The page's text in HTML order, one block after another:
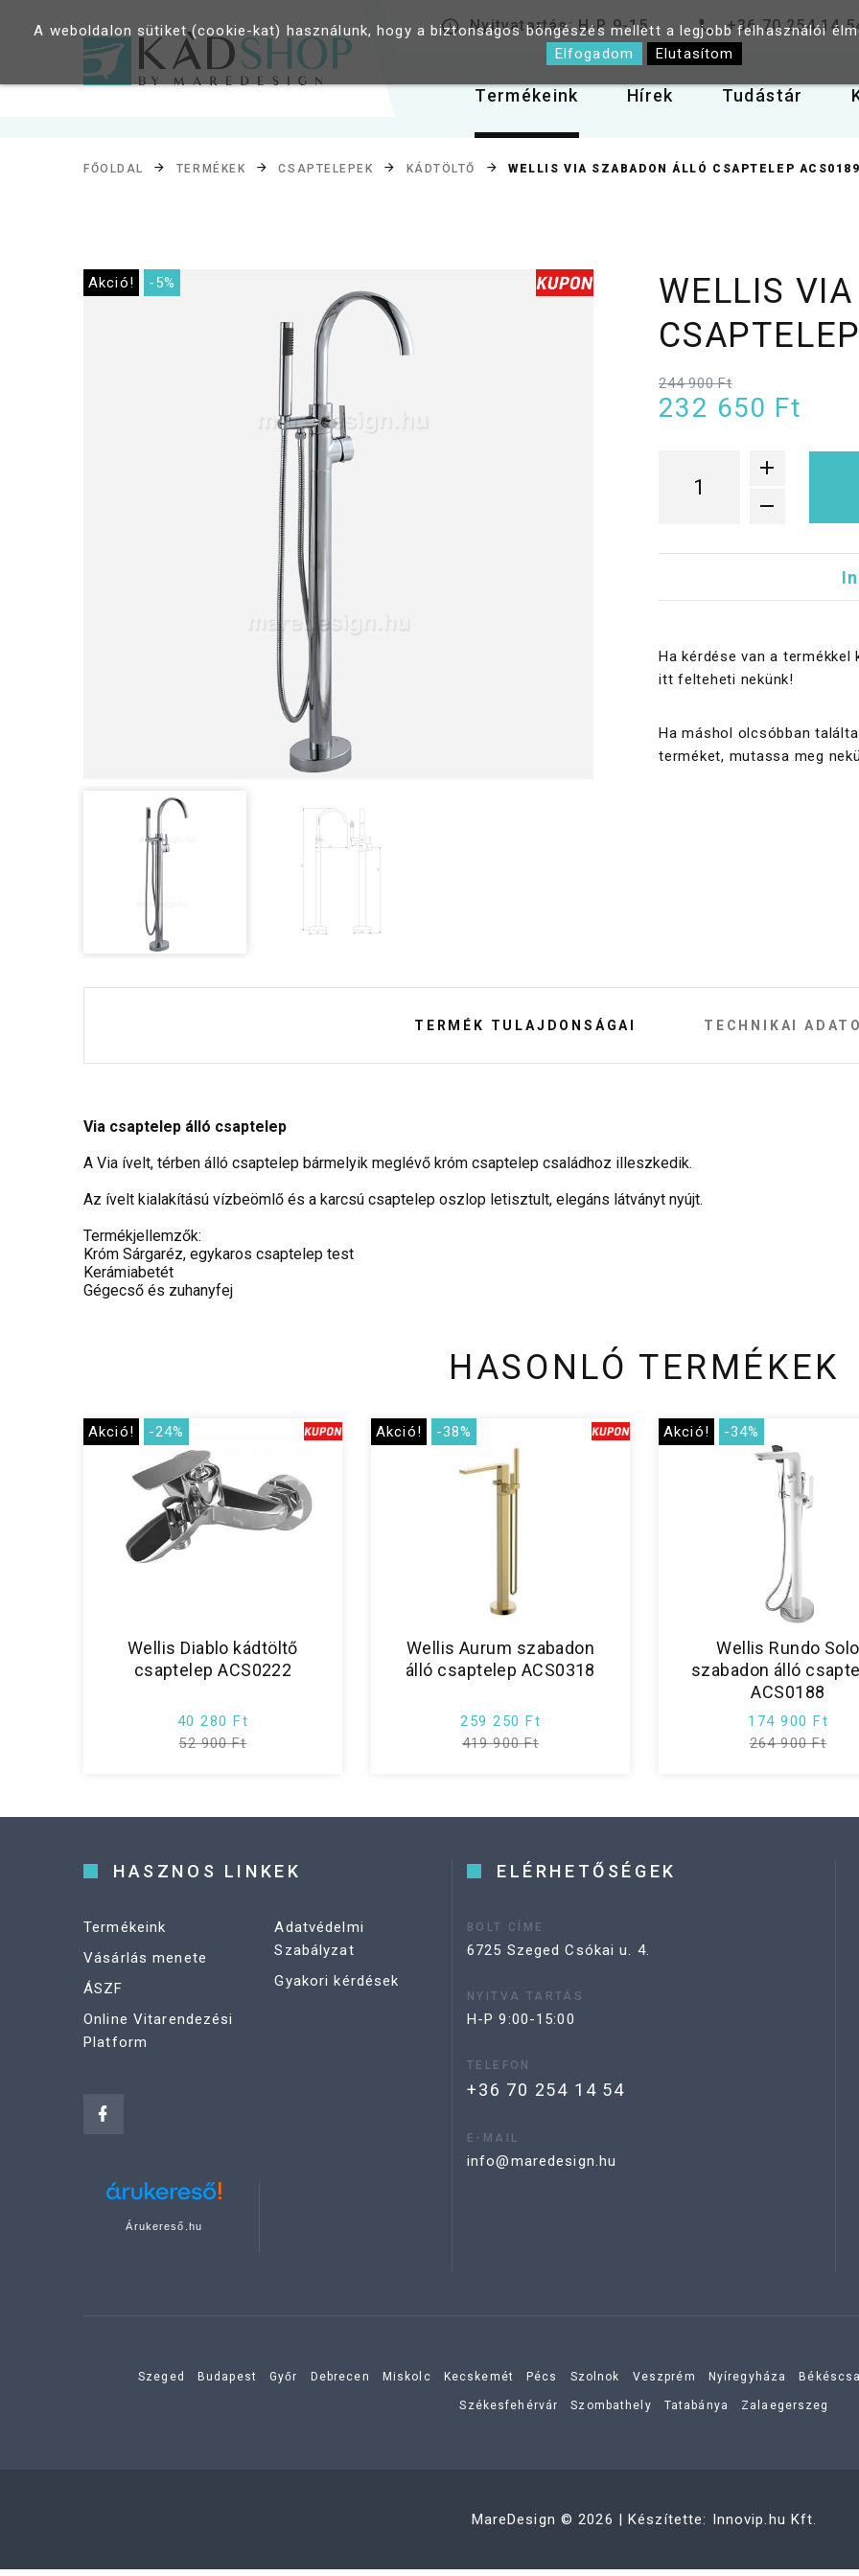
Nyitvatartás: H-P 9-15 +36 70 254 14
Termékeink Hírek Tudástár
FŐOLDAL TERMÉKEK CSAPTELEPEK KÁDTÖLTŐ WELLIS VIA SZABADON ÁLLÓ CSAPTELEP
Akció! -5%
WELLIS
244 900 Ft
232 650 Ft
Ha kérdése van a termékkel
itt felteheti nekünk!
Ha máshol olcsóbban
terméket, mutassa meg
TERMÉK TULAJDONSÁGAI TECHNIKAI
Via csaptelep álló csaptelep
A Via ívelt, térben álló csaptelep bármelyik meglévő króm csaptelep családhoz illeszkedik.
Az ívelt kialakítású vízbeömlő és a karcsú csaptelep oszlop letisztult, elegáns látványt nyújt.
Termékjellemzők:
Króm Sárgaréz, egykaros csaptelep test
Kerámiabetét
Gégecső és zuhanyfej
HASONLÓ TERMÉKEK
Akció! -24%
Wellis Diablo kádtöltő
csaptelep ACS0222
40 280 Ft
52 900 Ft
Akció! -38%
Wellis Aurum szabadon
álló csaptelep ACS0318
259 250 Ft
419 900 Ft
Akció! -34%
Wellis Rundo Solo
szabadon álló
ACS0188
174 900 Ft
264 900 Ft
HASZNOS LINKEK
Termékeink
Vásárlás menete
ÁSZF
Online Vitarendezési
Platform
Adatvédelmi
Szabályzat
Gyakori kérdések
Árukereső.hu
ELÉRHETŐSÉGEK
BOLT CÍME
6725 Szeged Csókai u. 4.
NYITVA TARTÁS
H-P 9:00-15:00
TELEFON
+36 70 254 14 54
E-MAIL
info@maredesign.hu
Szeged Budapest Győr Debrecen Miskolc Kecskemét Pécs Szolnok Veszprém Nyíregyháza
Székesfehérvár Szombathely Tatabánya Zalaegerszeg
MareDesign ©2026 | Készítette: Innovip.hu Kft.
A weboldalon sütiket (cookie-kat) használunk, hogy a biztonságos böngészés mellett a legjobb felhasználói
Elfogadom
Elutasítom